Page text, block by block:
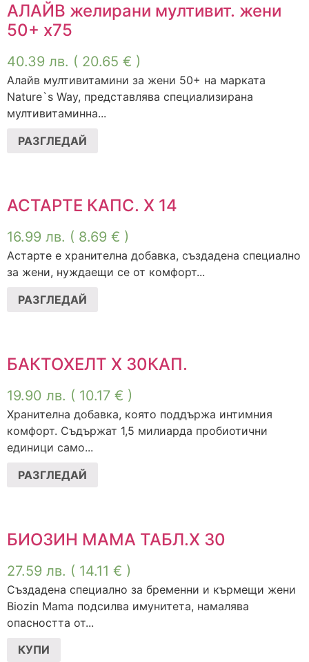
АЛАЙВ желирани мултивит. жени
50+ x75
40.39 лв. ( 20.65 € )
Алайв мултивитамини за жени 50+ на марката
Nature`s Way, представлява специализирана
мултивитаминна...
РАЗГЛЕДАЙ
АСТАРТЕ КАПС. Х 14
16.99 лв. ( 8.69 € )
Астарте е хранителна добавка, създадена специално
за жени, нуждаещи се от комфорт...
РАЗГЛЕДАЙ
БАКТОХЕЛТ X 30КАП.
19.90 лв. ( 10.17 € )
Хранителна добавка, която поддържа интимния
комфорт. Съдържат 1,5 милиарда пробиотични
единици само...
РАЗГЛЕДАЙ
БИОЗИН МАМА ТАБЛ.Х 30
27.59 лв. ( 14.11 € )
Създадена специално за бременни и кърмещи жени
Biozin Mama подсилва имунитета, намалява
опасността от...
КУПИ